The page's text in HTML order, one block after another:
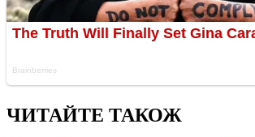
ЧИТАЙТЕ ТАКОЖ